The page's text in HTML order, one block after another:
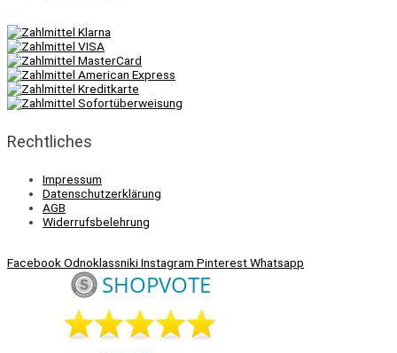
Rechtliches
Impressum
Datenschutzerklärung
AGB
Widerrufsbelehrung
FacebookOdnoklassnikiInstagram PinterestWhatsapp